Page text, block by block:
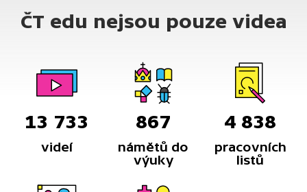
má velký význam u řek.
ČT edu nejsou pouze videa
13 733
videí
867
námětů do
výuky
4 838
pracovních
listů